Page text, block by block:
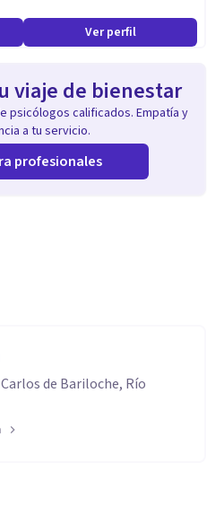
Ver perfil
viaje de bienestar
psicólogos calificados. Empatía y
a tu servicio.
profesionales
de Bariloche, Río